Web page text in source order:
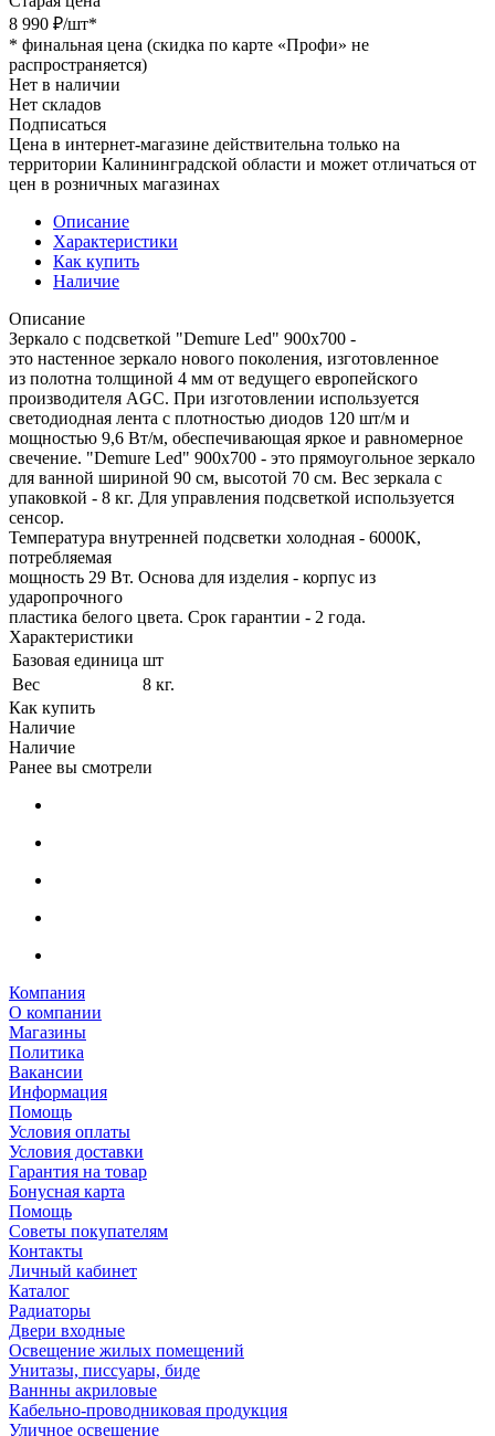
8 990 ₽/шт*
* финальная цена (скидка по карте «Профи» не
распространяется)
Нет в наличии
Нет складов
Подписаться
Цена в интернет-магазине действительна только на
территории Калининградской области и может отличаться от
цен в розничных магазинах
Описание
Характеристики
Как купить
Наличие
Описание
Зеркало с подсветкой "Demure Led" 900х700 -
это настенное зеркало нового поколения, изготовленное
из полотна толщиной 4 мм от ведущего европейского
производителя AGC. При изготовлении используется
светодиодная лента с плотностью диодов 120 шт/м и
мощностью 9,6 Вт/м, обеспечивающая яркое и равномерное
свечение. "Demure Led" 900х700 - это прямоугольное зеркало
для ванной шириной 90 см, высотой 70 см. Вес зеркала с
упаковкой - 8 кг. Для управления подсветкой используется
cенсор.
Температура внутренней подсветки холодная - 6000К,
потребляемая
мощность 29 Вт. Основа для изделия - корпус из
ударопрочного
пластика белого цвета. Срок гарантии - 2 года.
Характеристики
Базовая единица шт
Вес
8 кг.
Как купить
Наличие
Наличие
Ранее вы смотрели
Компания
О компании
Магазины
Политика
Вакансии
Информация
Помощь
Условия оплаты
Условия доставки
Гарантия на товар
Бонусная карта
Помощь
Советы покупателям
Контакты
Личный кабинет
Каталог
Радиаторы
Двери входные
Освещение жилых помещений
Унитазы, писсуары, биде
Ваннны акриловые
Кабельно-проводниковая продукция
Уличное освещение